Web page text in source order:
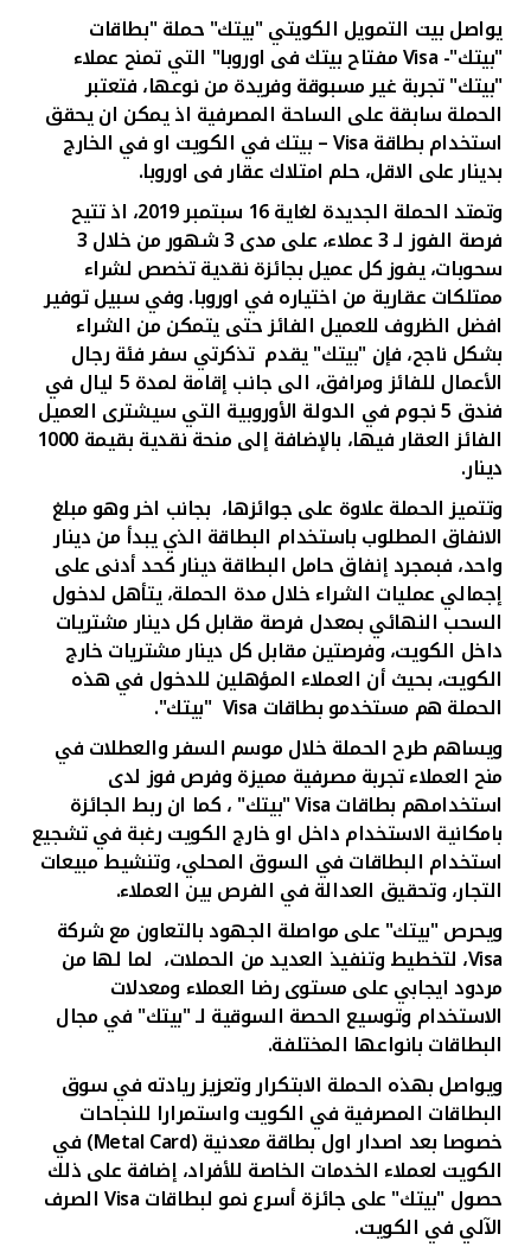
مواقع الفروع وأجهزة الصرف الآلي
ألمانيا
ماليزيا
تركيا
مصر
المملكة المتحدة
مملكة البحرين
يواصل بيت التمويل الكويتي "بيتك" حملة "بطاقات
"بيتك"-Visaمفتاح بيتك فى اوروبا" التي تمنح عملاء
"بيتك"تجربة غير مسبوقة وفريدة من نوعها، فتعتبر
الحملة سابقة على الساحة المصرفية اذ يمكن ان يحقق
استخدام بطاقةVisa– بيتك في الكويت اوفي الخارج
بدينار على الاقل، حلم امتلاك عقار فى اوروبا.
وتمتد الحملة الجديدة لغاية 16 سبتمبر 2019، اذ تتيح
فرصة الفوز لـ 3 عملاء، على مدى 3 شهور من خلال 3
سحوبات، يفوز كل عميل بجائزة نقدية تخصص لشراء
ممتلكات عقارية من اختياره في اوروبا. وفي سبيل توفير
افضل الظروف للعميل الفائز حتى يتمكن من الشراء
بشكل ناجح، فإن "بيتك" يقدم تذكرتي سفر فئة رجال
الأعمال للفائز ومرافق، الى جانب إقامة لمدة 5 ليال في
فندق 5 نجوم في الدولة الأوروبية التي سيشترى العميل
الفائز العقار فيها، بالإضافة إلى منحة نقدية بقيمة 1000
دينار.
وتتميز الحملة علاوة على جوائزها، بجانب اخر وهو مبلغ
الانفاق المطلوب باستخدام البطاقة الذي يبدأ من دينار
واحد، فبمجرد إنفاق حامل البطاقة دينار كحد أدنى على
إجمالي عمليات الشراء خلال مدة الحملة، يتأهل لدخول
السحب النهائي بمعدل فرصة مقابل كل دينار مشتريات
داخل الكويت، وفرصتين مقابل كل دينار مشتريات خارج
الكويت، بحيث أن العملاء المؤهلين للدخول في هذه
الحملة هم مستخدمو بطاقاتVisa "بيتك".
ويساهم طرح الحملة خلال موسم السفر والعطلات في
منح العملاء تجربة مصرفية مميزة وفرص فوز لدى
استخدامهم بطاقاتVisa"بيتك" ، كما ان ربط الجائزة
بامكانية الاستخدام داخل او خارج الكويت رغبة في تشجيع
استخدام البطاقات في السوق المحلي، وتنشيط مبيعات
التجار، وتحقيق العدالة في الفرص بين العملاء.
ويحرص "بيتك" على مواصلة الجهود بالتعاون مع شركة
Visa، لتخطيط وتنفيذ العديد من الحملات، لما لها من
مردود ايجابي على مستوى رضا العملاء ومعدلات
الاستخدام وتوسيع الحصة السوقية لـ "بيتك" في مجال
البطاقات بانواعها المختلفة.
ويواصل بهذه الحملة الابتكرار وتعزيز ريادته في سوق
البطاقات المصرفية في الكويت واستمرارا للنجاحات
خصوصا بعد اصدار اول بطاقة معدنية(Metal Card) في
الكويت لعملاء الخدمات الخاصة للأفراد، إضافة على ذلك
حصول "بيتك" على جائزة أسرع نمو لبطاقاتVisaالصرف
الآلي في الكويت.